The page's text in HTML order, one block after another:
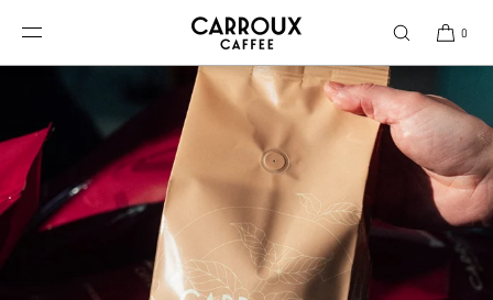
DIREKT ZUM INHALT 0